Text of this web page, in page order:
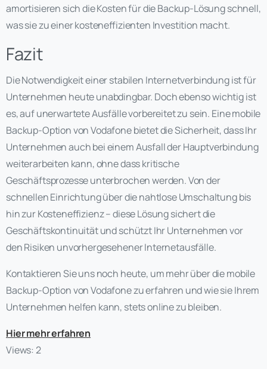
amortisieren sich die Kosten für die Backup-Lösung schnell,
was sie zu einer kosteneffizienten Investition macht.
Fazit
Die Notwendigkeit einer stabilen Internetverbindung ist für
Unternehmen heute unabdingbar. Doch ebenso wichtig ist
es, auf unerwartete Ausfälle vorbereitet zu sein. Eine mobile
Backup-Option von Vodafone bietet die Sicherheit, dass Ihr
Unternehmen auch bei einem Ausfall der Hauptverbindung
weiterarbeiten kann, ohne dass kritische
Geschäftsprozesse unterbrochen werden. Von der
schnellen Einrichtung über die nahtlose Umschaltung bis
hin zur Kosteneffizienz – diese Lösung sichert die
Geschäftskontinuität und schützt Ihr Unternehmen vor
den Risiken unvorhergesehener Internetausfälle.
Kontaktieren Sie uns noch heute, um mehr über die mobile
Backup-Option von Vodafone zu erfahren und wie sie Ihrem
Unternehmen helfen kann, stets online zu bleiben.
Hier mehr erfahren
Views: 2